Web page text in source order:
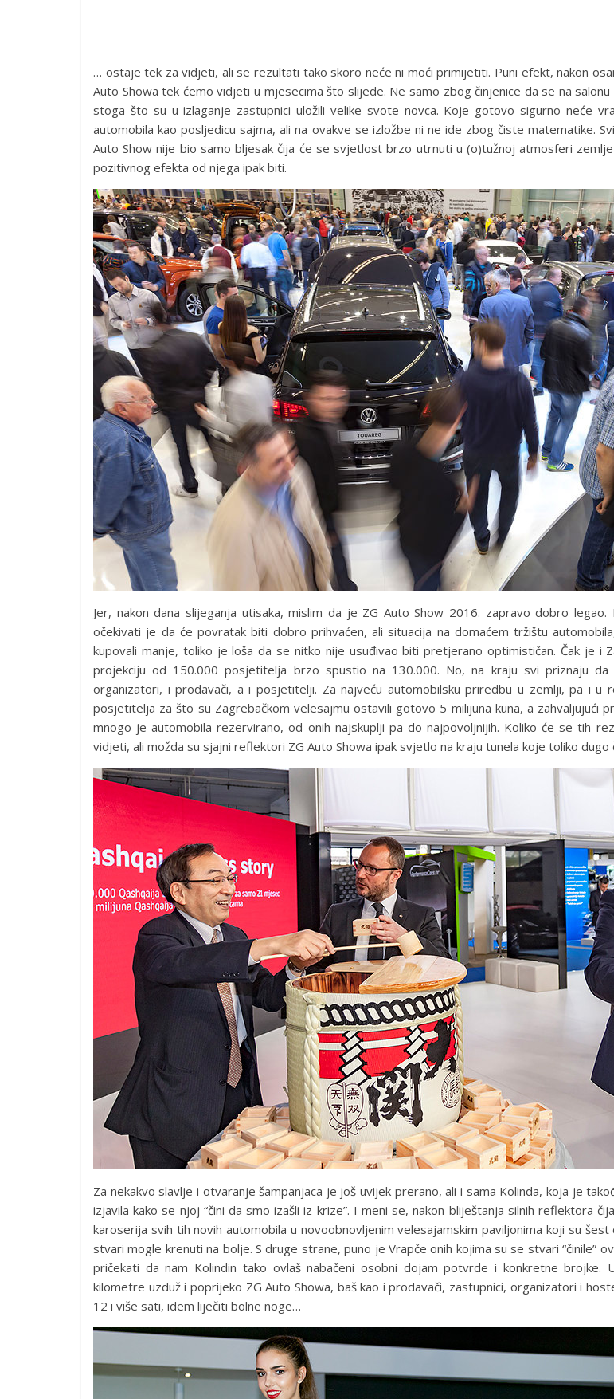
… ostaje tek za vidjeti, ali se rezultati tako skoro neće ni moći primijetiti. Puni efekt, nakon
Auto Showa tek ćemo vidjeti u mjesecima što slijede. Ne samo zbog činjenice da se na
stoga što su u izlaganje zastupnici uložili velike svote novca. Koje gotovo sigurno neće
automobila kao posljedicu sajma, ali na ovakve se izložbe ni ne ide zbog čiste matematike.
Auto Show nije bio samo bljesak čija će se svjetlost brzo utrnuti u (o)tužnoj atmosferi
pozitivnog efekta od njega ipak biti.
Jer, nakon dana slijeganja utisaka, mislim da je ZG Auto Show 2016. zapravo dobro
očekivati je da će povratak biti dobro prihvaćen, ali situacija na domaćem tržištu
kupovali manje, toliko je loša da se nitko nije usuđivao biti pretjerano optimističan. Čak je i
projekciju od 150.000 posjetitelja brzo spustio na 130.000. No, na kraju svi priznaju da
organizatori, i prodavači, a i posjetitelji. Za najveću automobilsku priredbu u zemlji, pa i u
posjetitelja za što su Zagrebačkom velesajmu ostavili gotovo 5 milijuna kuna, a zahvaljujući
mnogo je automobila rezervirano, od onih najskuplji pa do najpovoljnijih. Koliko će se tih
vidjeti, ali možda su sjajni reflektori ZG Auto Showa ipak svjetlo na kraju tunela koje toliko dugo
Za nekakvo slavlje i otvaranje šampanjaca je još uvijek prerano, ali i sama Kolinda, koja je
izjavila kako se njoj “čini da smo izašli iz krize”. I meni se, nakon bliještanja silnih reflektora
karoserija svih tih novih automobila u novoobnovljenim velesajamskim paviljonima koji su
stvari mogle krenuti na bolje. S druge strane, puno je Vrapče onih kojima su se stvari “činile”
pričekati da nam Kolindin tako ovlaš nabačeni osobni dojam potvrde i konkretne brojke.
kilometre uzduž i poprijeko ZG Auto Showa, baš kao i prodavači, zastupnici, organizatori i
12 i više sati, idem liječiti bolne noge…